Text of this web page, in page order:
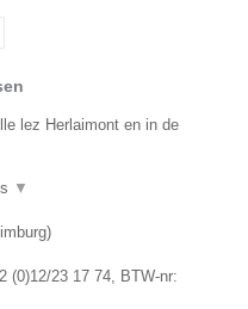
lez Herlaimont en in de
▼
)
(0)12/23 17 74, BTW-nr: